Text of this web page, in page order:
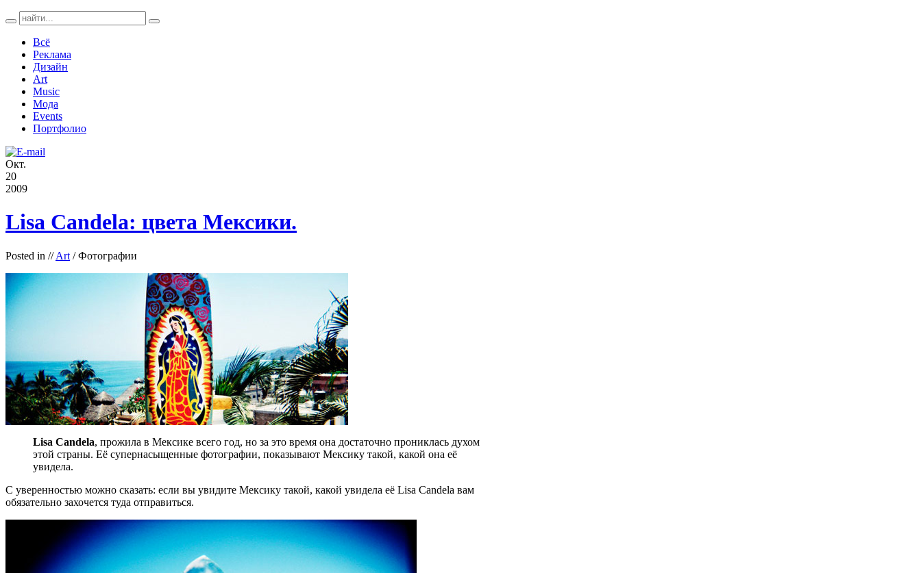
Всё
Реклама
Дизайн
Art
Music
Мода
Events
Портфолио
Окт.
20
2009
Lisa Candela: цвета Мексики.
Posted in //Art / Фотографии
Lisa Candela, прожила в Мексике всего год, но за это время она достаточно прониклась духом
этой страны. Её супернасыщенные фотографии, показывают Мексику такой, какой она её
увидела.
С уверенностью можно сказать: если вы увидите Мексику такой, какой увидела её Lisa Candela вам
обязательно захочется туда отправиться.